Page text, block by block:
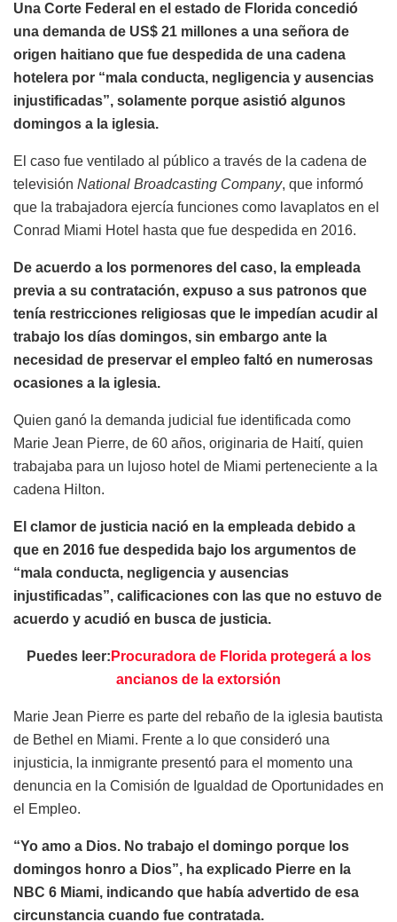
Una Corte Federal en el estado de Florida concedió
una demanda de US$ 21 millones a una señora de
origen haitiano que fue despedida de una cadena
hotelera por “mala conducta, negligencia y ausencias
injustificadas”, solamente porque asistió algunos
domingos a la iglesia.
El caso fue ventilado al público a través de la cadena de
televisión National Broadcasting Company, que informó
que la trabajadora ejercía funciones como lavaplatos en el
Conrad Miami Hotel hasta que fue despedida en 2016.
De acuerdo a los pormenores del caso, la empleada
previa a su contratación, expuso a sus patronos que
tenía restricciones religiosas que le impedían acudir al
trabajo los días domingos, sin embargo ante la
necesidad de preservar el empleo faltó en numerosas
ocasiones a la iglesia.
Quien ganó la demanda judicial fue identificada como
Marie Jean Pierre, de 60 años, originaria de Haití, quien
trabajaba para un lujoso hotel de Miami perteneciente a la
cadena Hilton.
El clamor de justicia nació en la empleada debido a
que en 2016 fue despedida bajo los argumentos de
“mala conducta, negligencia y ausencias
injustificadas”, calificaciones con las que no estuvo de
acuerdo y acudió en busca de justicia.
Puedes leer: Procuradora de Florida protegerá a los
ancianos de la extorsión
Marie Jean Pierre es parte del rebaño de la iglesia bautista
de Bethel en Miami. Frente a lo que consideró una
injusticia, la inmigrante presentó para el momento una
denuncia en la Comisión de Igualdad de Oportunidades en
el Empleo.
“Yo amo a Dios. No trabajo el domingo porque los
domingos honro a Dios”, ha explicado Pierre en la
NBC 6 Miami, indicando que había advertido de esa
circunstancia cuando fue contratada.